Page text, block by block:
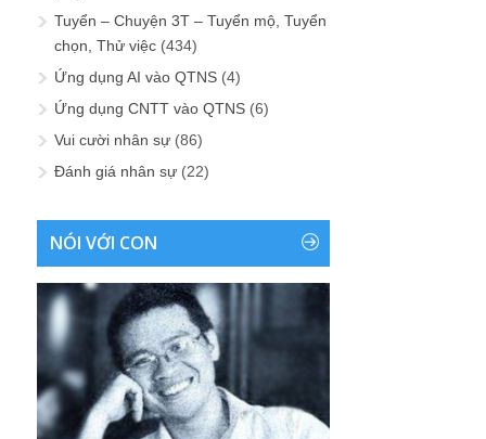
Tuyển – Chuyện 3T – Tuyển mộ, Tuyển
chọn, Thử việc (434)
Ứng dụng AI vào QTNS (4)
Ứng dụng CNTT vào QTNS (6)
Vui cười nhân sự (86)
Đánh giá nhân sự (22)
NÓI VỚI CON